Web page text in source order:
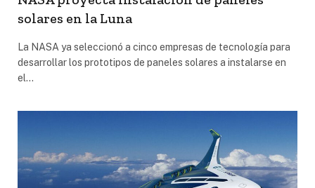
solares en la Luna
La NASA ya seleccionó a cinco empresas de tecnología para
desarrollar los prototipos de paneles solares a instalarse en
el…